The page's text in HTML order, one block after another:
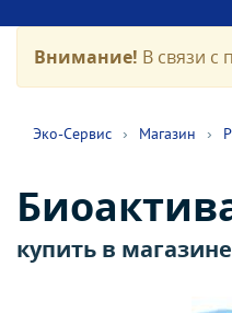
Внимание! В связи с
Эко-Cервис › Магазин ›
купить в